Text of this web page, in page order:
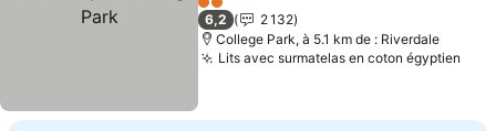
2 Étoiles
6,2
2 132
College Park, à 5.1 km de : Riverdale
Lits avec surmatelas en coton égyptien